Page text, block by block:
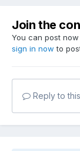
Join the
You can post
sign in now to
Reply to